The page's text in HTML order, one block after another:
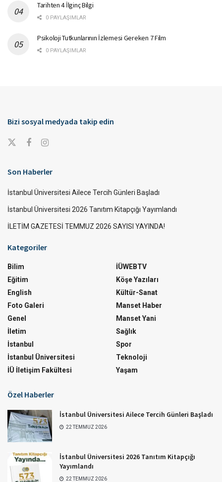
Tarihten 4 İlginç Bilgi
0 PAYLAŞIMLAR
Psikoloji Tutkunlarının İzlemesi Gereken 7 Film
0 PAYLAŞIMLAR
Bizi sosyal medyada takip edin
Son Haberler
İstanbul Üniversitesi Ailece Tercih Günleri Başladı
İstanbul Üniversitesi 2026 Tanıtım Kitapçığı Yayımlandı
İLETİM GAZETESİ TEMMUZ 2026 SAYISI YAYINDA!
Kategoriler
Bilim
Eğitim
English
Foto Galeri
Genel
İletim
İstanbul
İstanbul Üniversitesi
İÜ İletişim Fakültesi
İÜWEBTV
Köşe Yazıları
Kültür-Sanat
Manset Haber
Manset Yani
Sağlık
Spor
Teknoloji
Yaşam
Özel Haberler
İstanbul Üniversitesi Ailece Tercih Günleri Başladı
22 TEMMUZ 2026
İstanbul Üniversitesi 2026 Tanıtım Kitapçığı
Yayımlandı
22 TEMMUZ 2026